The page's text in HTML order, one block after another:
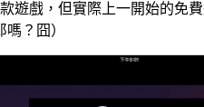
遊戲，但實際上一開始的免
？囧）